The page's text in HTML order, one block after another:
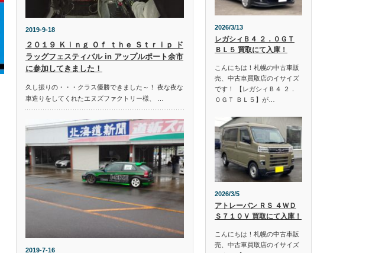
2019-9-18
２０１９ Ｋｉｎｇ Ｏｆ ｔｈｅ Ｓｔｒｉｐ ド
ラッグフェスティバル in アップルポート余市
に参加してきました！
久し振りの・・・クラス優勝できました～！ 夜な夜な
車造りをしてくれたエヌズファクトリー様、 …
2019-7-16
2026/3/13
レガシィＢ４ ２．０ＧＴ
ＢＬ５ 買取にて入庫！
こんにちは！札幌の中古車販
売、中古車買取店のイサイズ
です！ 【レガシィＢ４ ２．
０ＧＴ ＢＬ５】が…
2026/3/5
アトレーバン ＲＳ ４ＷＤ
Ｓ７１０Ｖ 買取にて入庫！
こんにちは！札幌の中古車販
売、中古車買取店のイサイズ